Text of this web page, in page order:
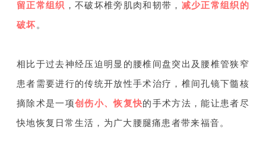
留正常组织 ，不破坏椎旁肌肉和韧带， 减少正常组织的
破坏。
相比于过去神经压迫明显的腰椎间盘突出及腰椎管狭窄
患者需要进行的传统开放性手术治疗，椎间孔镜下髓核
摘除术是一项创伤小、恢复快的手术方法，能让患者尽
快地恢复日常生活，为广大腰腿痛患者带来福音。